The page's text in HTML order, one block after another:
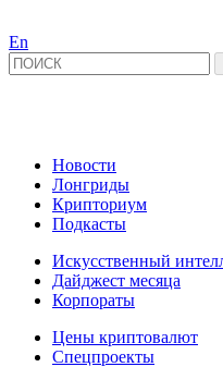
En
Новости
Лонгриды
Крипториум
Подкасты
Искусственный
Дайджест месяца
Корпораты
Цены криптовалют
Спецпроекты